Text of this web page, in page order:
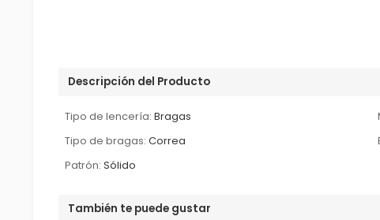
Descripción del Producto
Tipo de lencería: Bragas
Tipo de bragas: Correa
Patrón: Sólido
También te puede gustar